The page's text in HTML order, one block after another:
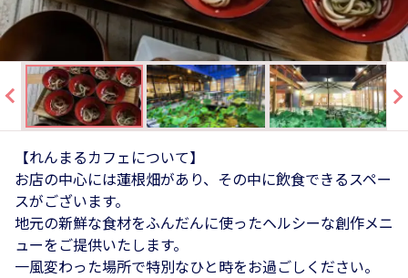
【れんまるカフェについて】
お店の中心には蓮根畑があり、その中に飲食できるスペー
スがございます。
地元の新鮮な食材をふんだんに使ったヘルシーな創作メニ
ューをご提供いたします。
一風変わった場所で特別なひと時をお過ごしください。